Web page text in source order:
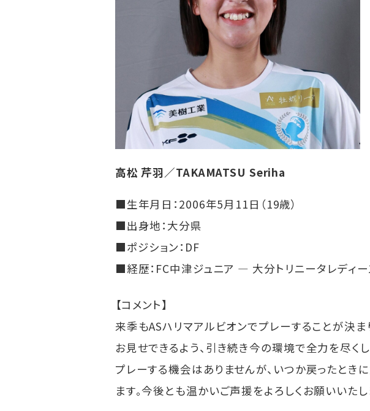
高松 芹羽／TAKAMATSU Seriha
■生年月日：2006年5月11日（19歳）
■出身地：大分県
■ポジション：DF
■経歴：FC中津ジュニア ― 大分トリニータレディ
【コメント】
来季もASハリマアルビオンでプレーすることが決
お見せできるよう、引き続き今の環境で全力を尽く
プレーする機会はありませんが、いつか戻ったとき
ます。今後とも温かいご声援をよろしくお願いいたし